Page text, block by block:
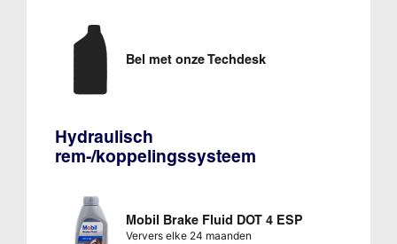
Bel met onze Techdesk
Hydraulisch
rem-/koppelingssysteem
Mobil Brake Fluid DOT 4 ESP
Ververs elke 24 maanden